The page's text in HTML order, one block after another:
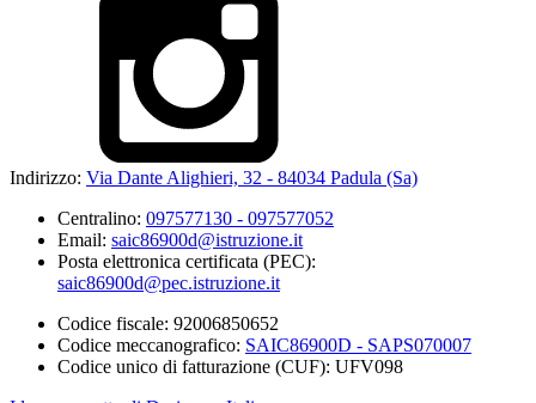
Indirizzo: Via Dante Alighieri, 32 - 84034 Padula (Sa)
Centralino: 097577130 - 097577052
Email: saic86900d@istruzione.it
Posta elettronica certificata (PEC):
saic86900d@pec.istruzione.it
Codice fiscale: 92006850652
Codice meccanografico: SAIC86900D - SAPS070007
Codice unico di fatturazione (CUF): UFV098